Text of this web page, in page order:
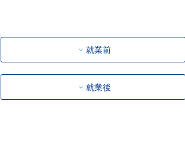
就業前
就業後